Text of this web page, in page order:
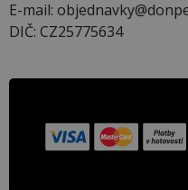
E-mail:
DIČ: CZ25775634